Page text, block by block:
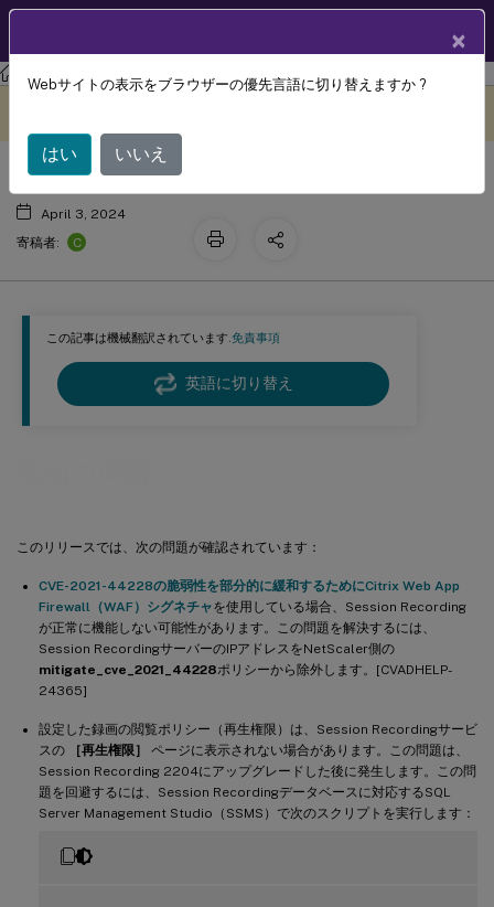
Session Recording Session Recording 2204
この記事は機械翻訳されています.免責事項
英語に切り替え
このリリースでは、次の問題が確認されています：
CVE-2021-44228の脆弱性を部分的に緩和するためにCitrix Web App
Firewall（WAF）シグネチャを使用している場合、Session Recording
が正常に機能しない可能性があります。この問題を解決するには、
Session RecordingサーバーのIPアドレスをNetScaler側の
mitigate_cve_2021_44228ポリシーから除外します。[CVADHELP-
24365]
設定した録画の閲覧ポリシー（再生権限）は、Session Recordingサービ
スの
［再生権限］
ページに表示されない場合があります。この問題は、
Session Recording 2204にアップグレードした後に発生します。この問
題を回避するには、Session Recordingデータベースに対応するSQL
Server Management Studio（SSMS）で次のスクリプトを実行します：
既知の問題
April 3, 2024
寄稿者:
C
×
Webサイトの表示をブラウザーの優先言語に切り替えますか ?
はい いいえ